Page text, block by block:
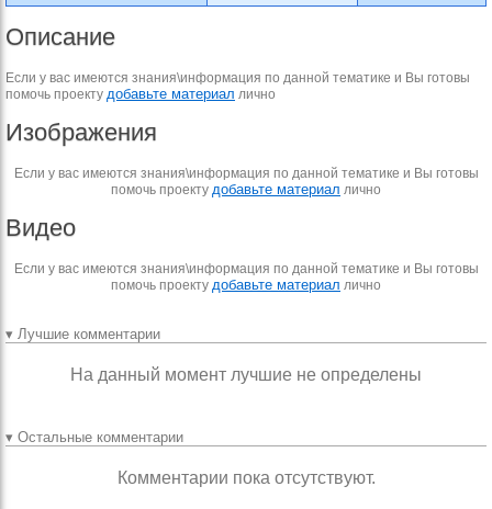
Описание
Если у вас имеются знания\информация по данной тематике и Вы готовы
помочь проекту добавьте материал лично
Изображения
Если у вас имеются знания\информация по данной тематике и Вы готовы
помочь проекту добавьте материал лично
Видео
Если у вас имеются знания\информация по данной тематике и Вы готовы
помочь проекту добавьте материал лично
▾ Лучшие комментарии
На данный момент лучшие не определены
▾ Остальные комментарии
Комментарии пока отсутствуют.